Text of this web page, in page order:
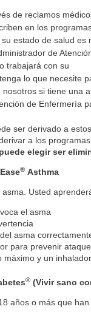
de reclamos
en los
estado de salud es
de
trabajará con su
lo que necesite
si tiene una
de Enfermería
ser derivado a
a los
elegir ser
® Asthma
Usted
el asma
asma
para prevenir
y un
® (Vivir sano
años o más que